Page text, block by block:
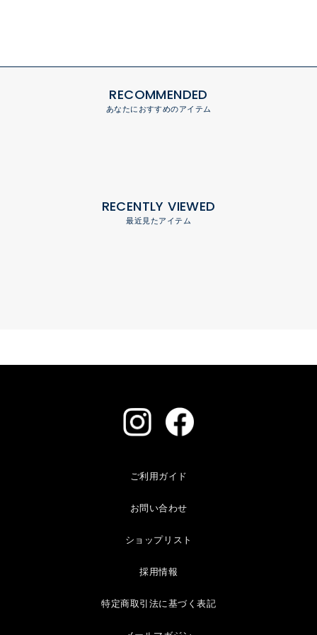
RECOMMENDED
あなたにおすすめのアイテム
RECENTLY VIEWED
最近見たアイテム
ご利用ガイド
お問い合わせ
ショップリスト
採用情報
特定商取引法に基づく表記